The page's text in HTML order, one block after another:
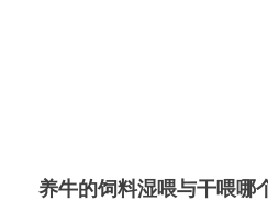
养牛的饲料湿喂与干喂哪